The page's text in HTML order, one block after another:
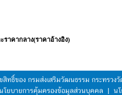
าคากลาง(ราคาอ้างอิง)
สิทธิ์ของ กรมส่งเสริมวัฒนธรรม กระทรว
โยบายการคุ้มครองข้อมูลส่วนบุคคล | น